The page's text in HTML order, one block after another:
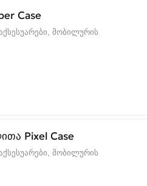
Case
მობილურის
Pixel Case
მობილურის